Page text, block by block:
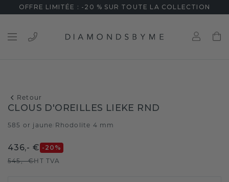
OFFRE LIMITÉE : -20 % SUR TOUTE LA COLLECTION
Retour
CLOUS D'OREILLES LIEKE RND
585 or jaune Rhodolite 4 mm
436,- € -20 %
545,- €HT TVA